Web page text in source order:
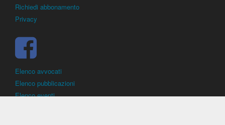
Richiedi abbonamento
Privacy
Elenco avvocati
Elenco pubblicazioni
Elenco eventi